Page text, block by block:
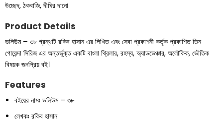
উচ্ছেদ, ঠকবাজি, দীঘির দানো
Product Details
ভলিউম – ৩৮ গ্রন্থটি রকিব হাসান এর লিখিত এবং সেবা প্রকাশনী কর্তৃক প্রকাশিত তিন
গোয়েন্দা সিরিজ এর অন্তর্ভুক্ত একটি বাংলা থ্রিলার, রহস্য, অ্যাডভেঞ্চার, অলৌকিক, ভৌতিক
বিষয়ক জনপ্রিয় বই।
Features
বইয়ের নামঃ ভলিউম – ৩৮
লেখকঃ রকিব হাসান